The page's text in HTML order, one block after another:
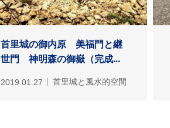
首里城の御内原 美福門と継
世門 神明森の御嶽（完成...
2019.01.27 首里城と風水的空間